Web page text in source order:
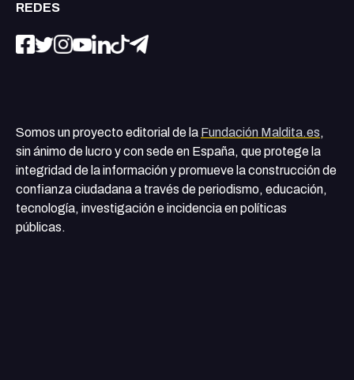
REDES
Somos un proyecto editorial de la Fundación Maldita.es,
sin ánimo de lucro y con sede en España, que protege la
integridad de la información y promueve la construcción de
confianza ciudadana a través de periodismo, educación,
tecnología, investigación e incidencia en políticas
públicas.